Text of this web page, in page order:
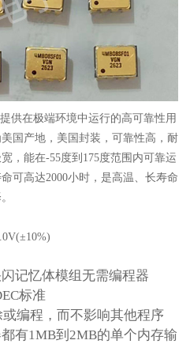
供在极端环境中运行的高可靠性用
国产地，美国封装，可靠性高，耐
，能在-55度到175度范围内可靠运
可高达2000小时，是高温、长寿命
±10%)
记忆体模组无需编程器
标准
编程，而不影响其他程序
1MB到2MB的单个内存输